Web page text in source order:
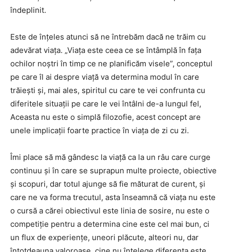
îndeplinit.
Este de înțeles atunci să ne întrebăm dacă ne trăim cu
adevărat viața. „Viața este ceea ce se întâmplă în fața
ochilor noștri în timp ce ne planificăm visele”, conceptul
pe care îl ai despre viață va determina modul în care
trăiești și, mai ales, spiritul cu care te vei confrunta cu
diferitele situații pe care le vei întâlni de-a lungul fel,
Aceasta nu este o simplă filozofie, acest concept are
unele implicații foarte practice în viața de zi cu zi.
Îmi place să mă gândesc la viață ca la un râu care curge
continuu și în care se suprapun multe proiecte, obiective
și scopuri, dar totul ajunge să fie măturat de curent, și
care ne va forma trecutul, asta înseamnă că viața nu este
o cursă a cărei obiectivul este linia de sosire, nu este o
competiție pentru a determina cine este cel mai bun, ci
un flux de experiențe, uneori plăcute, alteori nu, dar